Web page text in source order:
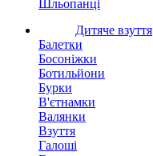
Шльопанці
Дитяче взуття
Балетки
Босоніжки
Ботильйони
Бурки
В'єтнамки
Валянки
Взуття
Галоші